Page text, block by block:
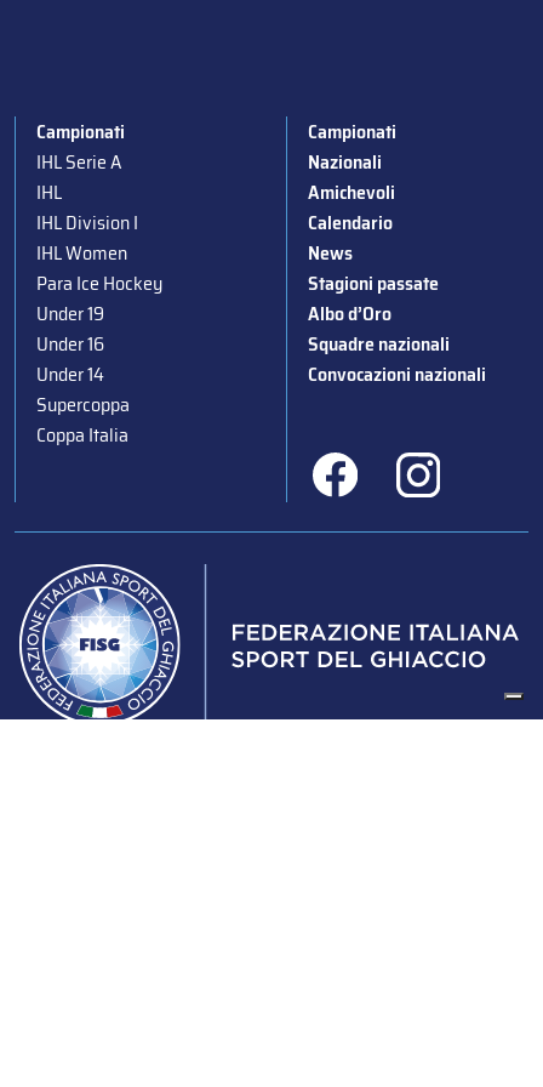
Campionati
IHL Serie A
IHL
IHL Division I
IHL Women
Para Ice Hockey
Under 19
Under 16
Under 14
Supercoppa
Coppa Italia
Campionati
Nazionali
Amichevoli
Calendario
News
Stagioni passate
Albo d’Oro
Squadre nazionali
Convocazioni nazionali